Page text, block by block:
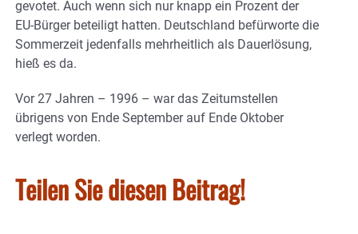
gevotet. Auch wenn sich nur knapp ein Prozent der
EU-Bürger beteiligt hatten. Deutschland befürworte die
Sommerzeit jedenfalls mehrheitlich als Dauerlösung,
hieß es da.
Vor 27 Jahren – 1996 – war das Zeitumstellen
übrigens von Ende September auf Ende Oktober
verlegt worden.
Teilen Sie diesen Beitrag!